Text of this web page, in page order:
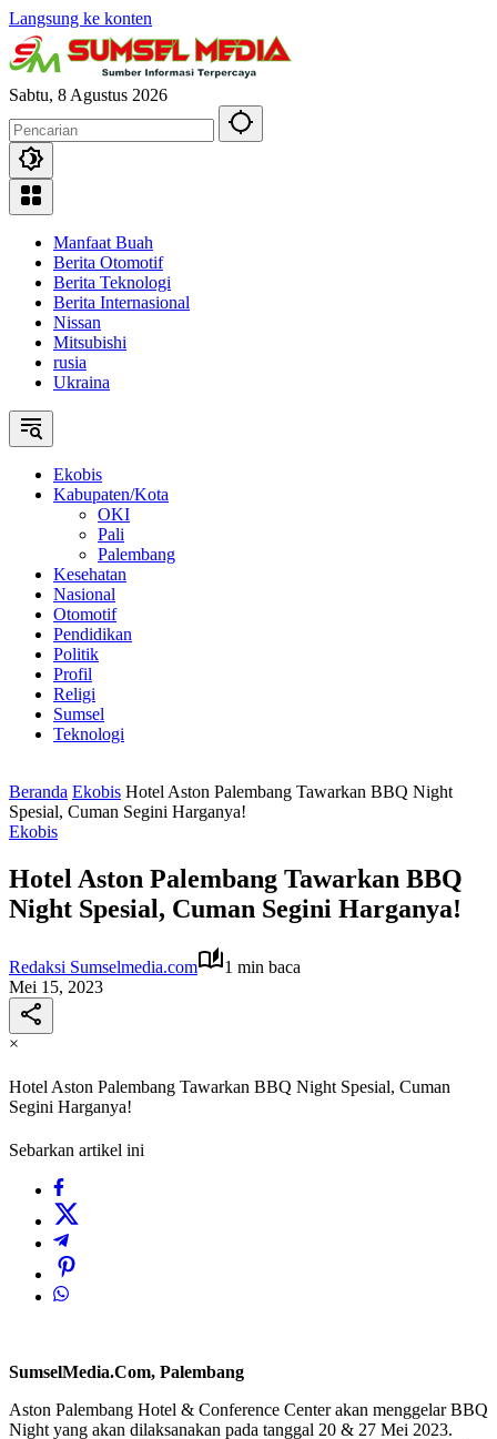
Langsung ke konten
Sabtu, 8 Agustus 2026
Manfaat Buah
Berita Otomotif
Berita Teknologi
Berita Internasional
Nissan
Mitsubishi
rusia
Ukraina
Ekobis
Kabupaten/Kota
OKI
Pali
Palembang
Kesehatan
Nasional
Otomotif
Pendidikan
Politik
Profil
Religi
Sumsel
Teknologi
Beranda Ekobis Hotel Aston Palembang Tawarkan BBQ Night
Spesial, Cuman Segini Harganya!
Ekobis
Hotel Aston Palembang Tawarkan BBQ
Night Spesial, Cuman Segini Harganya!
Redaksi Sumselmedia.com
1 min baca
Mei 15, 2023
×
Hotel Aston Palembang Tawarkan BBQ Night Spesial, Cuman
Segini Harganya!
Sebarkan artikel ini
SumselMedia.Com, Palembang
Aston Palembang Hotel & Conference Center akan menggelar BBQ
Night yang akan dilaksanakan pada tanggal 20 & 27 Mei 2023.